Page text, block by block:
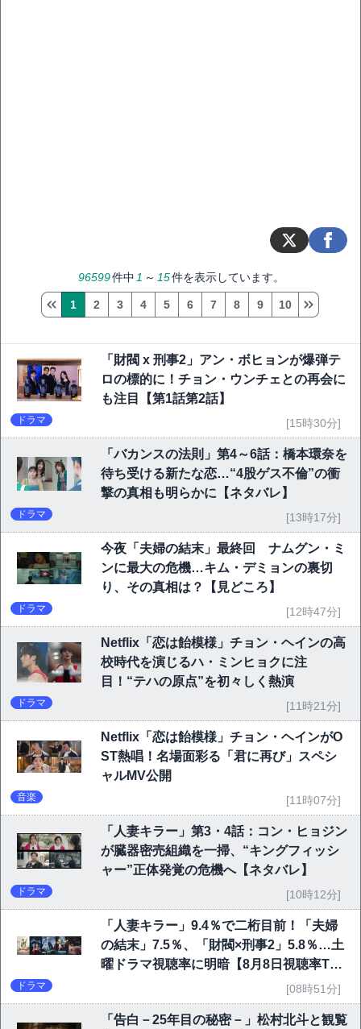
96599件中 1 ～ 15件を表示しています。
1 2 3 4 5 6 7 8 9 10
「財閥 x 刑事2」アン・ボヒョンが爆弾テ
ロの標的に！チョン・ウンチェとの再会に
も注目【第1話第2話】
ドラマ [15時30分]
「バカンスの法則」第4～6話：橋本環奈を
待ち受ける新たな恋…“4股ゲス不倫”の衝
撃の真相も明らかに【ネタバレ】
ドラマ [13時17分]
今夜「夫婦の結末」最終回 ナムグン・ミ
ンに最大の危機…キム・デミョンの裏切
り、その真相は？【見どころ】
ドラマ [12時47分]
Netflix「恋は飴模様」チョン・ヘインの高
校時代を演じるハ・ミンヒョクに注
目！“テハの原点”を初々しく熱演
ドラマ [11時21分]
Netflix「恋は飴模様」チョン・ヘインがO
ST熱唱！名場面彩る「君に再び」スペシ
ャルMV公開
音楽 [11時07分]
「人妻キラー」第3・4話：コン・ヒョジン
が臓器密売組織を一掃、“キングフィッシ
ャー”正体発覚の危機へ【ネタバレ】
ドラマ [10時12分]
「人妻キラー」9.4％で二桁目前！「夫婦
の結末」7.5％、「財閥×刑事2」5.8％…土
曜ドラマ視聴率に明暗【8月8日視聴率TO
ドラマ [08時51分]
「告白－25年目の秘密－」松村北斗と観覧